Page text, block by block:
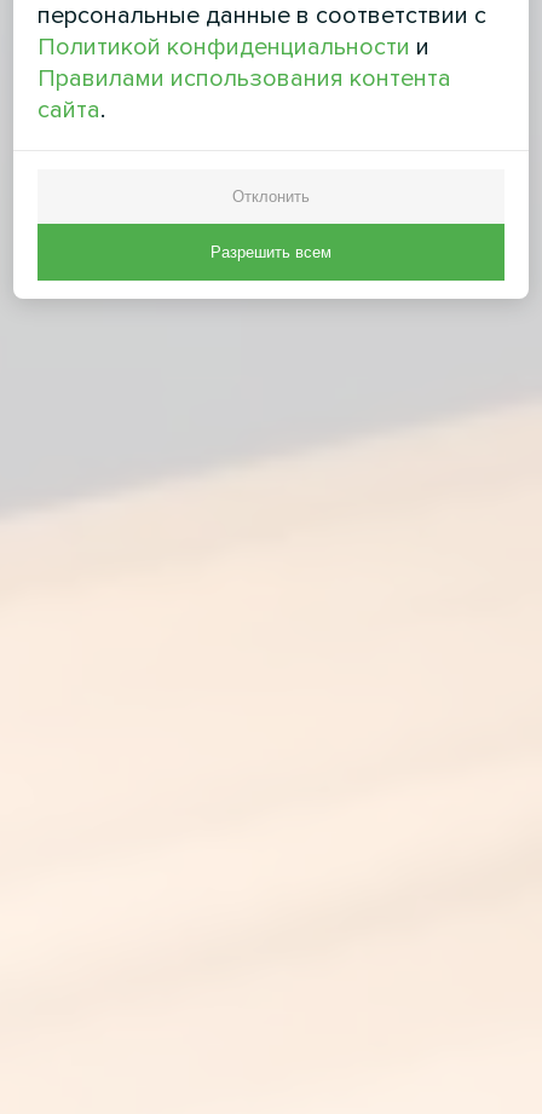
персональные данные в соответствии с
Политикой конфиденциальности и
Правилами использования контента
сайта.
Отклонить
Разрешить всем